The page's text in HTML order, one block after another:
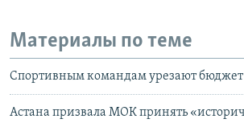
Материалы по теме
Спортивным командам урезают бюджет
Астана призвала МОК принять